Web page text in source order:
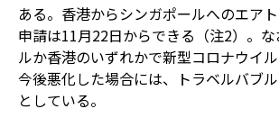
ある。香港からシンガポールへのエア
申請は11月22日からできる（注2）。
ルか香港のいずれかで新型コロナウイ
今後悪化した場合には、トラベルバブ
としている。